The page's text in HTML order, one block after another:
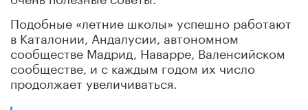
Подобные «летние школы» успешно работают
в Каталонии, Андалусии, автономном
сообществе Мадрид, Наварре, Валенсийском
сообществе, и с каждым годом их число
продолжает увеличиваться.